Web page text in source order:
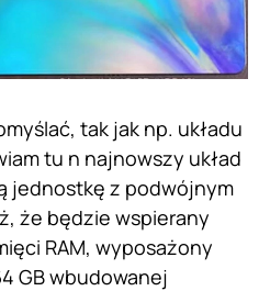
tak jak np. układu
tu n najnowszy układ
jednostkę z podwójnym
że będzie wspierany
RAM, wyposażony
GB wbudowanej